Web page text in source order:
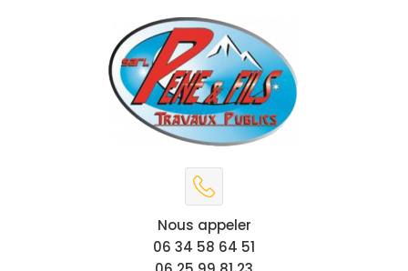
Nous appeler
06 34 58 64 51